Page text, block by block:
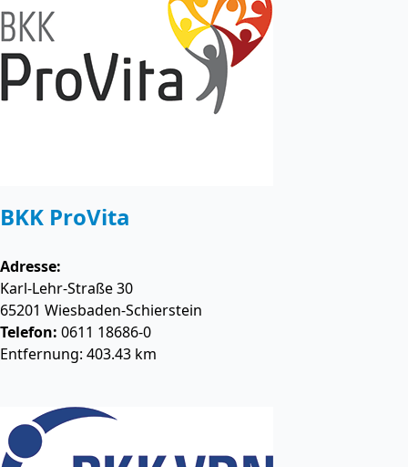
BKK ProVita
Adresse:
Karl-Lehr-Straße 30
65201 Wiesbaden-Schierstein
Telefon: 0611 18686-0
Entfernung: 403.43 km